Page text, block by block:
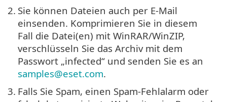
2. Sie können Dateien auch per E-Mail
einsenden. Komprimieren Sie in diesem
Fall die Datei(en) mit WinRAR/WinZIP,
verschlüsseln Sie das Archiv mit dem
Passwort „infected“ und senden Sie es an
samples@eset.com.
3. Falls Sie Spam, einen Spam-Fehlalarm oder